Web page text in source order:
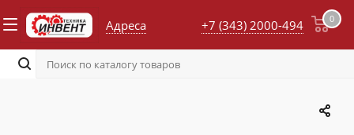
Адреса 0
+7 (343) 2000-494